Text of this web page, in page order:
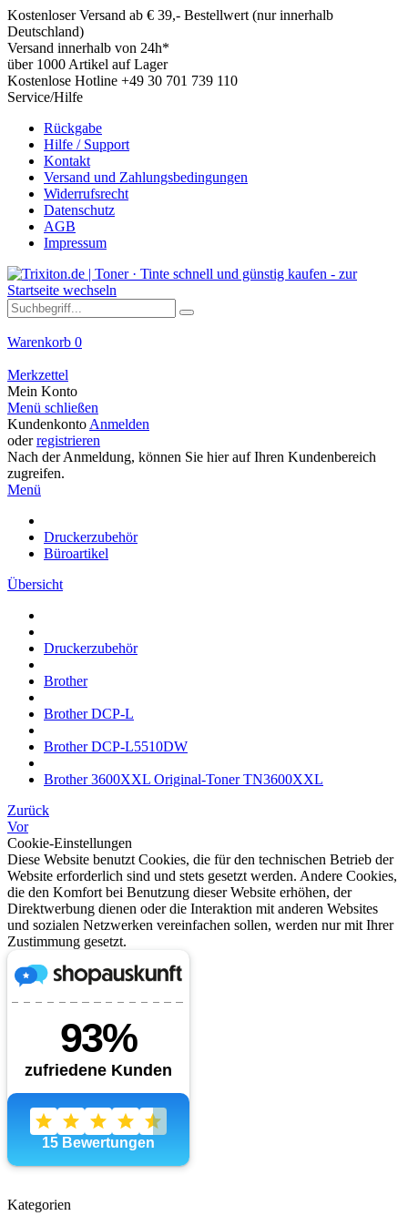
Kostenloser Versand ab € 39,- Bestellwert (nur innerhalb
Deutschland)
Versand innerhalb von 24h*
über 1000 Artikel auf Lager
Kostenlose Hotline +49 30 701 739 110
Service/Hilfe
Rückgabe
Hilfe / Support
Kontakt
Versand und Zahlungsbedingungen
Widerrufsrecht
Datenschutz
AGB
Impressum
Warenkorb 0
Merkzettel
Mein Konto
Menü schließen
Kundenkonto Anmelden
oderregistrieren
Nach der Anmeldung, können Sie hier auf Ihren Kundenbereich
zugreifen.
Menü
Druckerzubehör
Büroartikel
Übersicht
Druckerzubehör
Brother
Brother DCP-L
Brother DCP-L5510DW
Brother 3600XXL Original-Toner TN3600XXL
Zurück
Vor
Cookie-Einstellungen
Diese Website benutzt Cookies, die für den technischen Betrieb der
Website erforderlich sind und stets gesetzt werden. Andere Cookies,
die den Komfort bei Benutzung dieser Website erhöhen, der
Direktwerbung dienen oder die Interaktion mit anderen Websites
und sozialen Netzwerken vereinfachen sollen, werden nur mit Ihrer
Zustimmung gesetzt.
Kategorien